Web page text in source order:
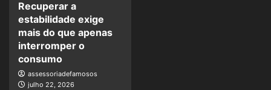
Recuperar a
estabilidade exige
mais do que apenas
interromper o
consumo
assessoriadefamosos
julho 22, 2026